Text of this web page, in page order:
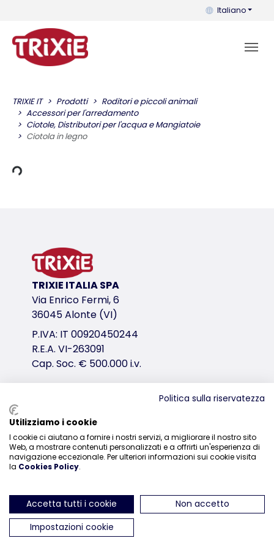
Puoi cambiare
Italiano
TRIXIE IT Prodotti
Roditori e piccoli animali
Accessori per l'arredamento
Ciotole, Distributori per l'acqua e Mangiatoie
Ciotola in legno
TRIXIE ITALIA SPA
Via Enrico Fermi, 6
36045 Alonte (VI)
P.IVA: IT 00920450244
R.E.A. VI-263091
Cap. Soc. € 500.000 i.v.
Distribuzione
0444-835329
ci trovi su Instagram
ci trovi su Facebook
ci trovi su YouTube
ci trovi suci trovi su
Politica sulla riservatezza
Utilizziamo i cookie
I cookie ci aiutano a fornire i nostri servizi, a migliorare il nostro sito
Web, a mostrare contenuti personalizzati e a offrirti un'esperienza di
navigazione eccezionale. Per ulteriori informazioni sui cookie visita
la Cookies Policy.
Accetta tutti i cookie
Non accetto
Impostazioni cookie